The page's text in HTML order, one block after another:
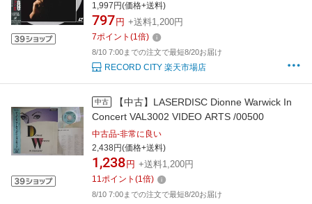
1,997円(価格+送料)
797 円 +送料1,200円
7ポイント (1倍)
8/10 7:00までの注文で最短8/20お届け
RECORD CITY 楽天市場店
中古
【中古】LASERDISC Dionne Warwick In
Concert VAL3002 VIDEO ARTS /00500
中古品-非常に良い
2,438円(価格+送料)
1,238 円 +送料1,200円
11ポイント (1倍)
8/10 7:00までの注文で最短8/20お届け